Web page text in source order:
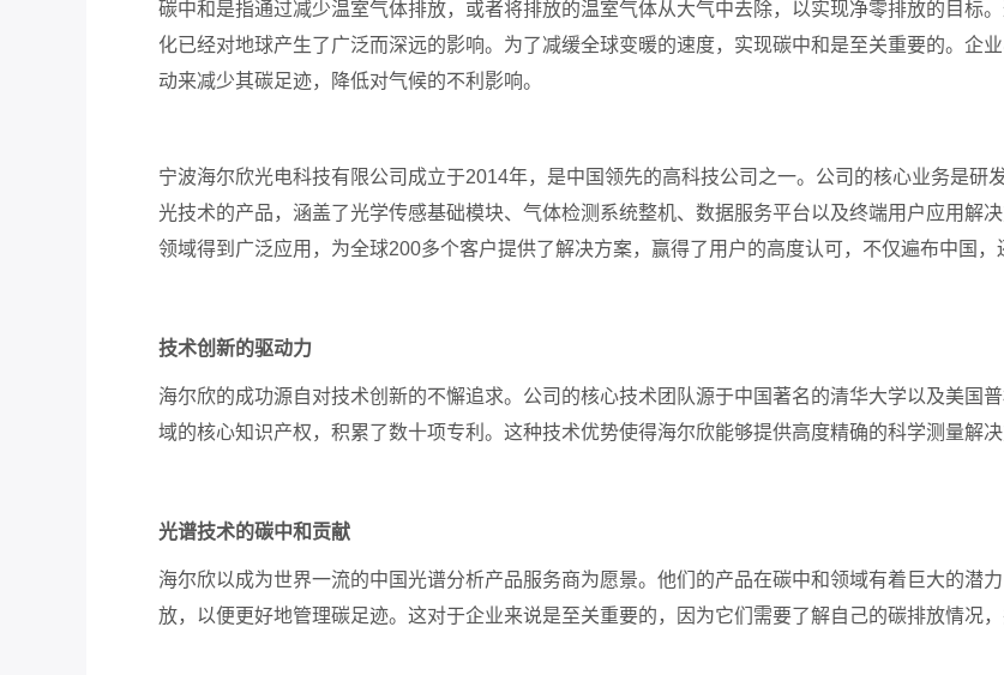
碳中和是指通过减少温室气体排放，或者将排放的温室气体从大气中去除，以实现净零排放的目标
化已经对地球产生了广泛而深远的影响。为了减缓全球变暖的速度，实现碳中和是至关重要的。企
动来减少其碳足迹，降低对气候的不利影响。
宁波海尔欣光电科技有限公司成立于2014年，是中国领先的高科技公司之一。公司的核心业务是研
光技术的产品，涵盖了光学传感基础模块、气体检测系统整机、数据服务平台以及终端用户应用解
领域得到广泛应用，为全球200多个客户提供了解决方案，赢得了用户的高度认可，不仅遍布中国，
技术创新的驱动力
海尔欣的成功源自对技术创新的不懈追求。公司的核心技术团队源于中国著名的清华大学以及美国
域的核心知识产权，积累了数十项专利。这种技术优势使得海尔欣能够提供高度精确的科学测量解
光谱技术的碳中和贡献
海尔欣以成为世界一流的中国光谱分析产品服务商为愿景。他们的产品在碳中和领域有着巨大的潜
放，以便更好地管理碳足迹。这对于企业来说是至关重要的，因为它们需要了解自己的碳排放情况